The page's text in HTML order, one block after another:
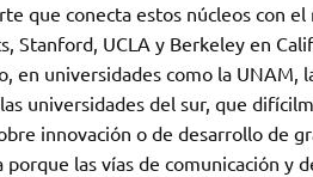
que conecta estos núcleos con
Stanford, UCLA y Berkeley en
en universidades como la UNAM,
universidades del sur, que
innovación o de desarrollo de
las vías de comunicación y